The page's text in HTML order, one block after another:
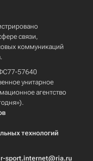
связи,
коммуникаций
57640
унитарное
агентство
технологий
r-sport.internet@ria.ru